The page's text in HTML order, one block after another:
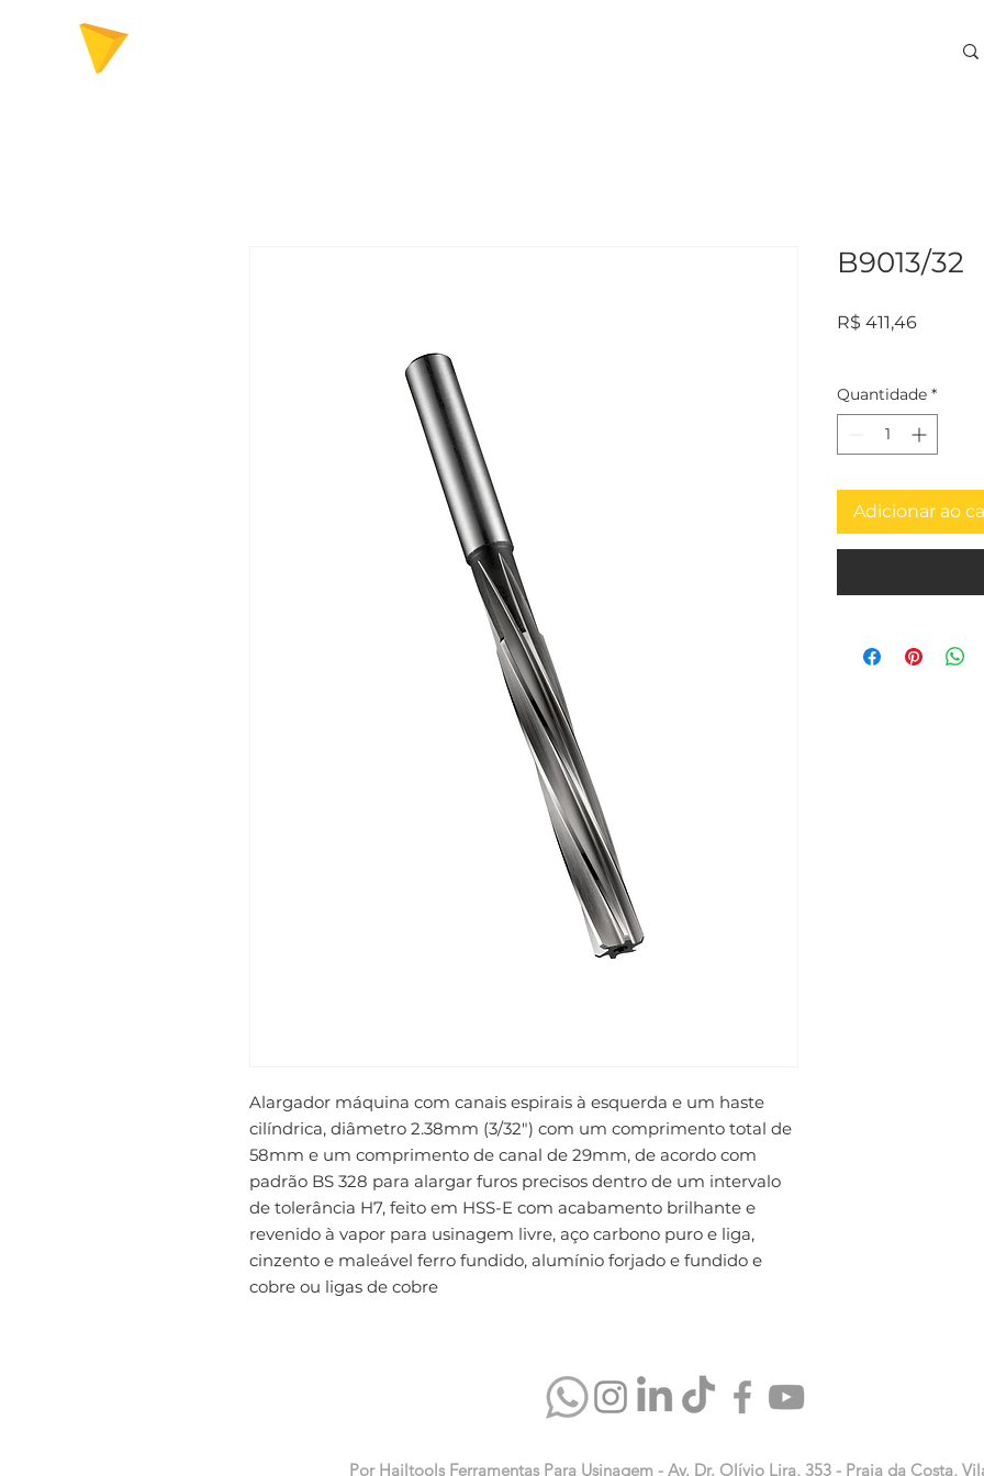
Alargador máquina com canais espirais à esquerda e um haste
cilíndrica, diâmetro 2.38mm (3/32") com um comprimento total de
58mm e um comprimento de canal de 29mm, de acordo com
padrão BS 328 para alargar furos precisos dentro de um intervalo
de tolerância H7, feito em HSS-E com acabamento brilhante e
revenido à vapor para usinagem livre, aço carbono puro e liga,
cinzento e maleável ferro fundido, alumínio forjado e fundido e
cobre ou ligas de cobre
B9013/32
R$ 411,46Preço
Quantidade *
Adicionar ao
Por Hailtools Ferramentas Para Usinagem - Av. Dr. Olívio Lira, 353 - Praia da Costa,